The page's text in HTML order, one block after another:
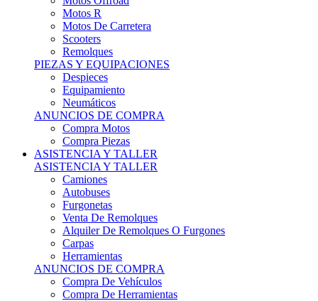
Motos R
Motos De Carretera
Scooters
Remolques
PIEZAS Y EQUIPACIONES
Despieces
Equipamiento
Neumáticos
ANUNCIOS DE COMPRA
Compra Motos
Compra Piezas
ASISTENCIA Y TALLER
ASISTENCIA Y TALLER
Camiones
Autobuses
Furgonetas
Venta De Remolques
Alquiler De Remolques O Furgones
Carpas
Herramientas
ANUNCIOS DE COMPRA
Compra De Vehículos
Compra De Herramientas